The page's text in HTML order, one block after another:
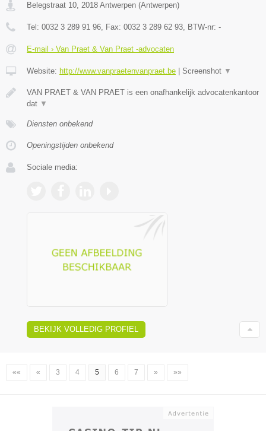
Belegstraat 10, 2018 Antwerpen (Antwerpen)
Tel: 0032 3 289 91 96, Fax: 0032 3 289 62 93, BTW-nr: -
E-mail › Van Praet & Van Praet -advocaten
Website: http://www.vanpraetenvanpraet.be Screenshot ▼
VAN PRAET & VAN PRAET is een onafhankelijk advocatenkantoor
dat ▼
Diensten onbekend
Openingstijden onbekend
Sociale media:
BEKIJK VOLLEDIG PROFIEL
«« « 3 4 5 6 7 » »»